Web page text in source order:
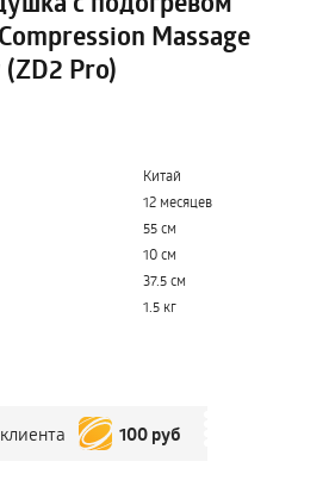
Massage
Pro)
Китай
12 месяцев
55 см
10 см
37.5 см
1.5 кг
100 руб